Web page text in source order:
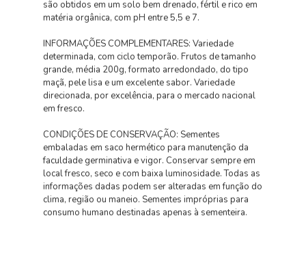
são obtidos em um solo bem drenado, fértil e rico em
matéria orgânica, com pH entre 5,5 e 7.
INFORMAÇÕES COMPLEMENTARES: Variedade
determinada, com ciclo temporão. Frutos de tamanho
grande, média 200g, formato arredondado, do tipo
maçã, pele lisa e um excelente sabor. Variedade
direcionada, por excelência, para o mercado nacional
em fresco.
CONDIÇÕES DE CONSERVAÇÃO: Sementes
embaladas em saco hermético para manutenção da
faculdade germinativa e vigor. Conservar sempre em
local fresco, seco e com baixa luminosidade. Todas as
informações dadas podem ser alteradas em função do
clima, região ou maneio. Sementes impróprias para
consumo humano destinadas apenas à sementeira.